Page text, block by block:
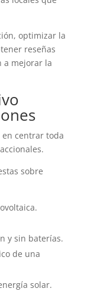
optimizar la
reseñas
a mejorar la
en centrar toda
sobre
y sin baterías.
de una
solar.